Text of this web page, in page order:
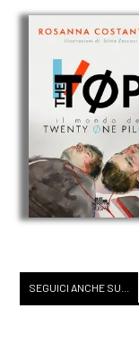
SEGUICI ANCHE SU...